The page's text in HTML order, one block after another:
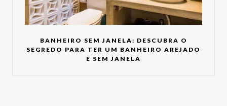
BANHEIRO SEM JANELA: DESCUBRA O
SEGREDO PARA TER UM BANHEIRO AREJADO
E SEM JANELA